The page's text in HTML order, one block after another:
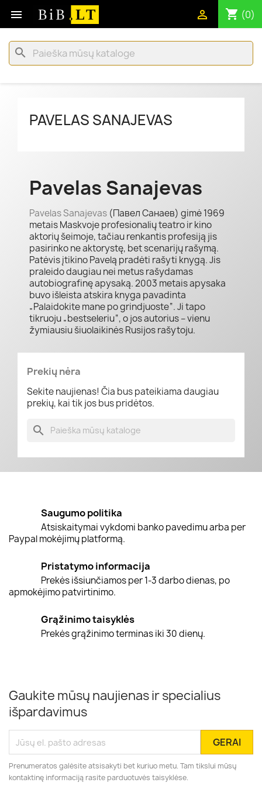
 shopping_cart (0)

search
PAVELAS SANAJEVAS
Pavelas Sanajevas
Pavelas Sanajevas (Павел Санаев) gimė 1969
metais Maskvoje profesionalių teatro ir kino
aktorių šeimoje, tačiau renkantis profesiją jis
pasirinko ne aktorystę, bet scenarijų rašymą.
Patėvis įtikino Pavelą pradėti rašyti knygą. Jis
praleido daugiau nei metus rašydamas
autobiografinę apysaką. 2003 metais apysaka
buvo išleista atskira knyga pavadinta
„Palaidokite mane po grindjuoste“. Ji tapo
tikruoju „bestseleriu“, o jos autorius – vienu
žymiausiu šiuolaikinės Rusijos rašytoju.
Prekių nėra
Sekite naujienas! Čia bus pateikiama daugiau
prekių, kai tik jos bus pridėtos.
search
Saugumo politika
Atsiskaitymai vykdomi banko pavedimu arba per
Paypal mokėjimų platformą.
Pristatymo informacija
Prekės išsiunčiamos per 1-3 darbo dienas, po
apmokėjimo patvirtinimo.
Grąžinimo taisyklės
Prekės grąžinimo terminas iki 30 dienų.
Gaukite mūsų naujienas ir specialius
išpardavimus
Prenumeratos galėsite atsisakyti bet kuriuo metu. Tam tikslui mūsų
kontaktinę informaciją rasite parduotuvės taisyklėse.